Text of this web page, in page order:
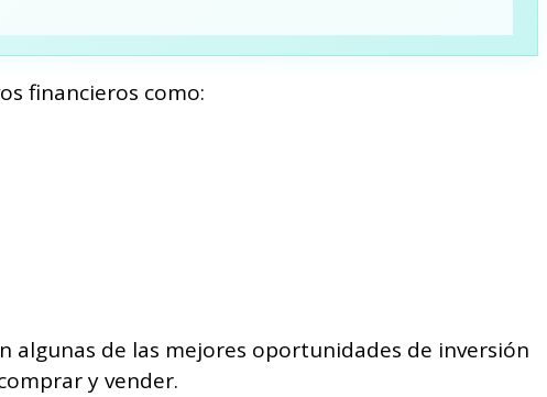
financieros como:
algunas de las mejores oportunidades de inversión
y vender.